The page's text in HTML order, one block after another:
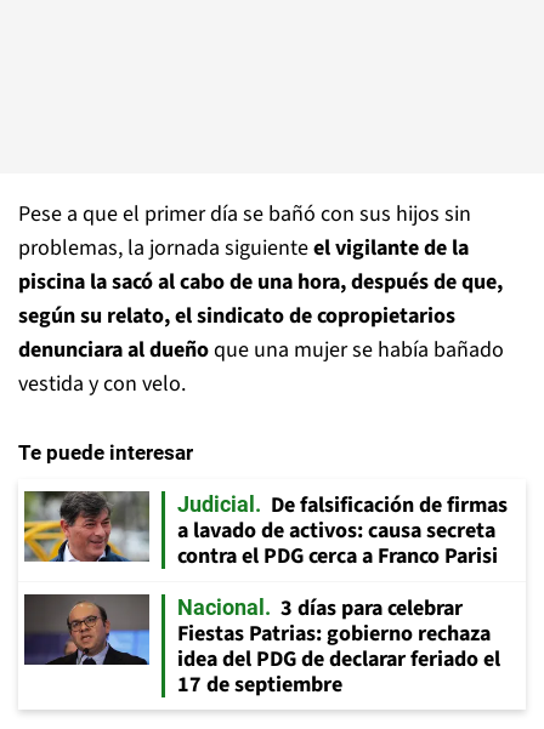
Pese a que el primer día se bañó con sus hijos sin
problemas, la jornada siguienteel vigilante de la
piscina la sacó al cabo de una hora, después de que,
según su relato, el sindicato de copropietarios
denunciara al dueñoque una mujer se había bañado
vestida y con velo.
Te puede interesar
Judicial
De falsificación de firmas
a lavado de activos: causa secreta
contra el PDG cerca a Franco Parisi
Nacional
3 días para celebrar
Fiestas Patrias: gobierno rechaza
idea del PDG de declarar feriado el
17 de septiembre